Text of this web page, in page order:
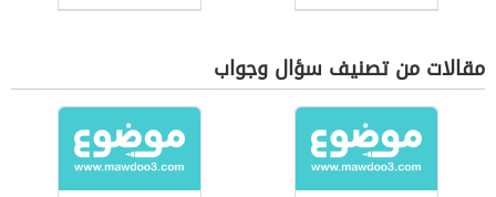
مقالات من تصنيف سؤال وجواب